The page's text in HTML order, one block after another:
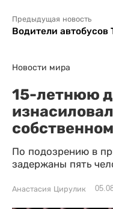
Предыдущая новость
Водители автобусов
Новости мира
15-летнюю
По подозрению в
задержаны пять
Анастасия Цирулик